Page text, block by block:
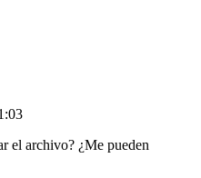
el archivo? ¿Me pueden